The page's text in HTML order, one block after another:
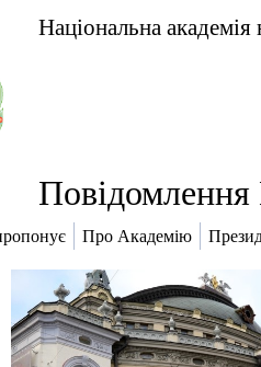
Національна академія
Про Академію